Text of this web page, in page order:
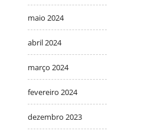
maio 2024
abril 2024
março 2024
fevereiro 2024
dezembro 2023